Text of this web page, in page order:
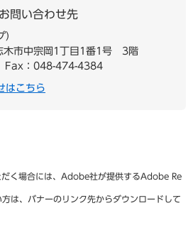
問い合わせ先
木市中宗岡1丁目1番1号 3階
Fax：048-474-4384
はこちら
だく場合には、Adobe社が提供するAdobe Re
は、バナーのリンク先からダウンロードして